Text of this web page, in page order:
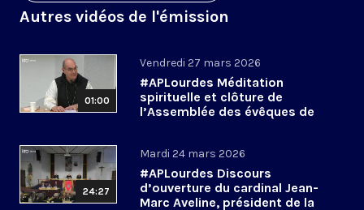
Autres vidéos de l'émission
01:00
Vendredi 27 mars 2026
#APLourdes Méditation
spirituelle et clôture de
l’Assemblée des évêques de
24:27
Mardi 24 mars 2026
#APLourdes Discours
d’ouverture du cardinal Jean-
Marc Aveline, président de la